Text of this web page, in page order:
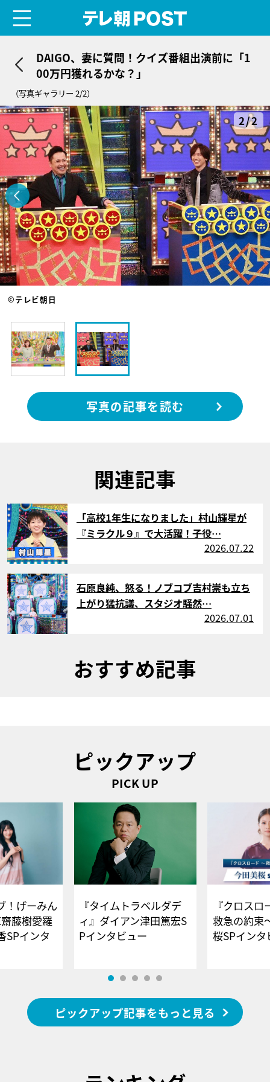
DAIGO、妻に質問！クイズ番組出演前に「1
00万円獲れるかな？」
（写真ギャラリー 2/2）
2/2
©テレビ朝日
写真の記事を読む
関連記事
サムネイル
「高校1年生になりました」村山輝星が
『ミラクル９』で大活躍！子役…
2026.07.22
サムネイル
石原良純、怒る！ノブコブ吉村崇も立ち
上がり猛抗議、スタジオ騒然…
2026.07.01
おすすめ記事
ピックアップ
PICK UP
！げーみん
藤樹愛羅
SPインタ
『タイムトラベルダデ
ィ』ダイアン津田篤宏S
Pインタビュー
『クロス
救急の約束
桜SPイ
ピックアップ記事をもっと見る